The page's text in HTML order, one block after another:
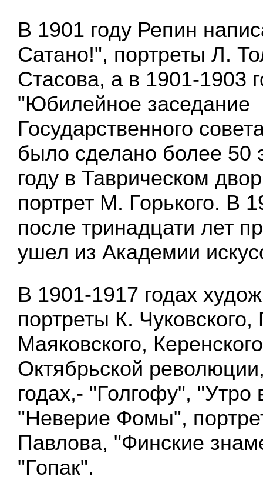
В 1901 году Репин
Сатано!", портреты Л.
Стасова, а в 1901-1903
"Юбилейное заседание
Государственного
было сделано более 50
году в Таврическом
портрет М. Горького. В
после тринадцати лет
ушел из Академии
В 1901-1917 годах
портреты К.
Маяковского,
Октябрьской
годах,- "Голгофу", "Утро
"Неверие Фомы",
Павлова, "Финские
"Гопак".